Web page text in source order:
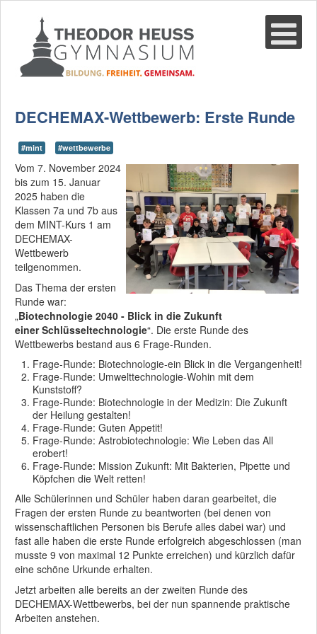
DECHEMAX-Wettbewerb: Erste Runde
#mint #wettbewerbe
Vom 7. November 2024
bis zum 15. Januar
2025 haben die
Klassen 7a und 7b aus
dem MINT-Kurs 1 am
DECHEMAX-
Wettbewerb
teilgenommen.
Das Thema der ersten
Runde war:
„Biotechnologie 2040 - Blick in die Zukunft
einerSchlüsseltechnologie“. Die erste Runde des
Wettbewerbs bestand aus 6 Frage-Runden.
Frage-Runde: Biotechnologie-ein Blick in die Vergangenheit!
Frage-Runde: Umwelttechnologie-Wohin mit dem
Kunststoff?
Frage-Runde: Biotechnologie in der Medizin: Die Zukunft
der Heilung gestalten!
Frage-Runde: Guten Appetit!
Frage-Runde: Astrobiotechnologie: Wie Leben das All
erobert!
Frage-Runde: Mission Zukunft: Mit Bakterien, Pipette und
Köpfchen die Welt retten!
Alle Schülerinnen und Schüler haben daran gearbeitet, die
Fragen der ersten Runde zu beantworten (bei denen von
wissenschaftlichen Personen bis Berufe alles dabei war) und
fast alle haben die erste Runde erfolgreich abgeschlossen (man
musste 9 von maximal 12 Punkte erreichen) und kürzlich dafür
eine schöne Urkunde erhalten.
Jetzt arbeiten alle bereits an der zweiten Runde des
DECHEMAX-Wettbewerbs, bei der nun spannende praktische
Arbeiten anstehen.